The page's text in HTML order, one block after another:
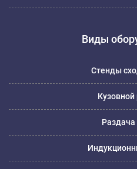
Виды
Стенды